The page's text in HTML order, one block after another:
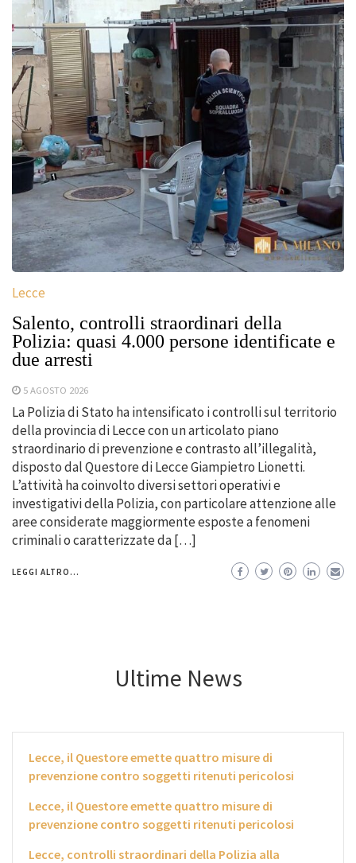
Lecce
Salento, controlli straordinari della
Polizia: quasi 4.000 persone identificate e
due arresti
5 AGOSTO 2026
La Polizia di Stato ha intensificato i controlli sul territorio
della provincia di Lecce con un articolato piano
straordinario di prevenzione e contrasto all’illegalità,
disposto dal Questore di Lecce Giampietro Lionetti.
L’attività ha coinvolto diversi settori operativi e
investigativi della Polizia, con particolare attenzione alle
aree considerate maggiormente esposte a fenomeni
criminali o caratterizzate da […]
LEGGI ALTRO...
Ultime News
Lecce, il Questore emette quattro misure di
prevenzione contro soggetti ritenuti pericolosi
Lecce, il Questore emette quattro misure di
prevenzione contro soggetti ritenuti pericolosi
Lecce, controlli straordinari della Polizia alla